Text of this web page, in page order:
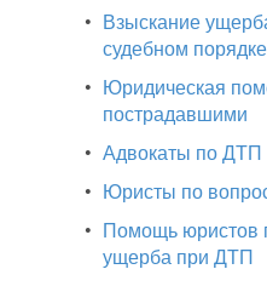
• Взыскание
судебном
• Юридическая
пострадавшими
• Адвокаты по ДТП
• Юристы по
• Помощь юристов
ущерба при ДТП